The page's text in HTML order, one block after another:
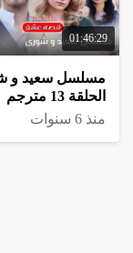
01:46:29
مسلسل
الحلقة 13 مترجم
منذ 6 سنوات